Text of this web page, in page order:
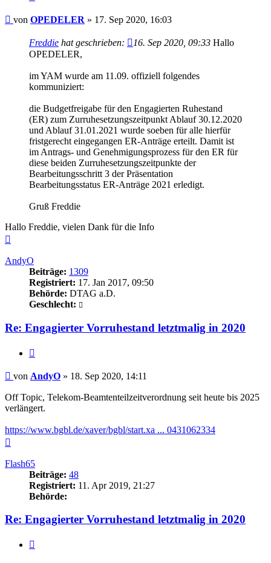
Beitrag
von OPEDELER » 17. Sep 2020, 16:03
Freddie hat geschrieben: 16. Sep 2020, 09:33 Hallo
OPEDELER,
im YAM wurde am 11.09. offiziell folgendes
kommuniziert:
die Budgetfreigabe für den Engagierten Ruhestand
(ER) zum Zurruhesetzungszeitpunkt Ablauf 30.12.2020
und Ablauf 31.01.2021 wurde soeben für alle hierfür
fristgerecht eingegangen ER-Anträge erteilt. Damit ist
im Antrags- und Genehmigungsprozess für den ER für
diese beiden Zurruhesetzungszeitpunkte der
Bearbeitungsschritt 3 der Präsentation
Bearbeitungsstatus ER-Anträge 2021 erledigt.
Gruß Freddie
Hallo Freddie, vielen Dank für die Info
AndyO
Beiträge: 1309
Registriert: 17. Jan 2017, 09:50
Behörde: DTAG a.D.
Geschlecht:
Re: Engagierter Vorruhestand letztmalig in 2020
Beitrag
von AndyO » 18. Sep 2020, 14:11
Off Topic, Telekom-Beamtenteilzeitverordnung seit heute bis 2025
verlängert.
https://www.bgbl.de/xaver/bgbl/start.xa ... 0431062334
Flash65
Beiträge: 48
Registriert: 11. Apr 2019, 21:27
Behörde:
Re: Engagierter Vorruhestand letztmalig in 2020